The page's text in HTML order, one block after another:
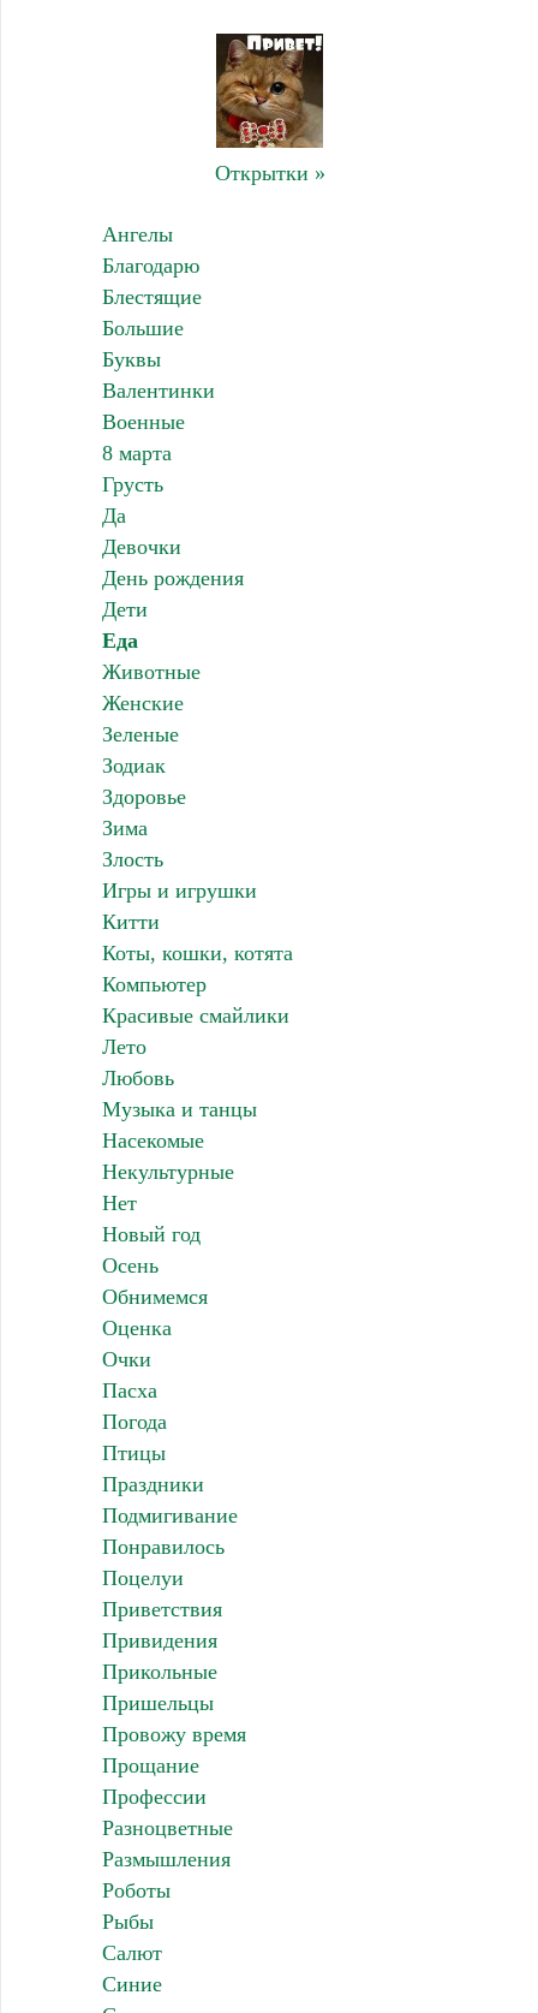
Открытки »
Ангелы
Благодарю
Блестящие
Большие
Буквы
Валентинки
Военные
8 марта
Грусть
Да
Девочки
День рождения
Дети
Еда
Животные
Женские
Зеленые
Зодиак
Здоровье
Зима
Злость
Игры и игрушки
Китти
Коты, кошки, котята
Компьютер
Красивые смайлики
Лето
Любовь
Музыка и танцы
Насекомые
Некультурные
Нет
Новый год
Осень
Обнимемся
Оценка
Очки
Пасха
Погода
Птицы
Праздники
Подмигивание
Понравилось
Поцелуи
Приветствия
Привидения
Прикольные
Пришельцы
Провожу время
Прощание
Профессии
Разноцветные
Размышления
Роботы
Рыбы
Салют
Синие